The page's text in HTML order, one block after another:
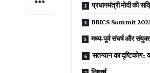
प्रधानमंत्री मोदी की
BRICS Summit
मध्य-पूर्व संघर्ष और
सतग्यान का दृष्टिकोण: